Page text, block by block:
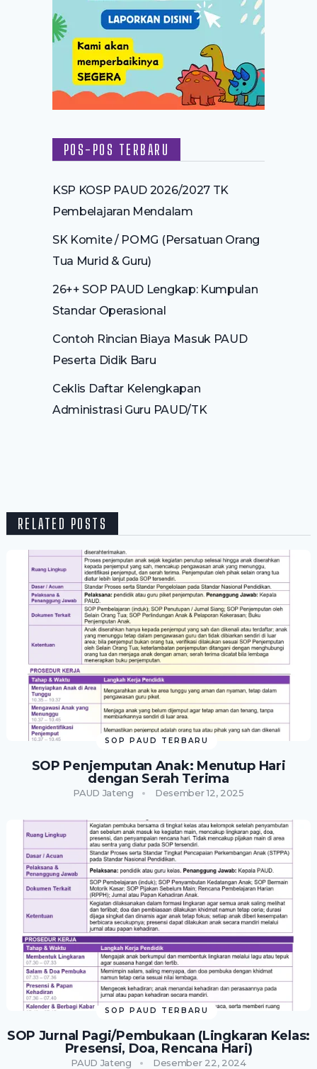
POS-POS TERBARU
KSP KOSP PAUD 2026/2027 TK
Pembelajaran Mendalam
SK Komite / POMG (Persatuan Orang
Tua Murid & Guru)
26++ SOP PAUD Lengkap: Kumpulan
Standar Operasional
Contoh Rincian Biaya Masuk PAUD
Peserta Didik Baru
Ceklis Daftar Kelengkapan
Administrasi Guru PAUD/TK
RELATED POSTS
SOP PAUD TERBARU
SOP Penjemputan Anak: Menutup Hari
dengan Serah Terima
PAUD Jateng Desember 12, 2025
SOP PAUD TERBARU
SOP Jurnal Pagi/Pembukaan (Lingkaran Kelas:
Presensi, Doa, Rencana Hari)
PAUD Jateng Desember 22, 2024